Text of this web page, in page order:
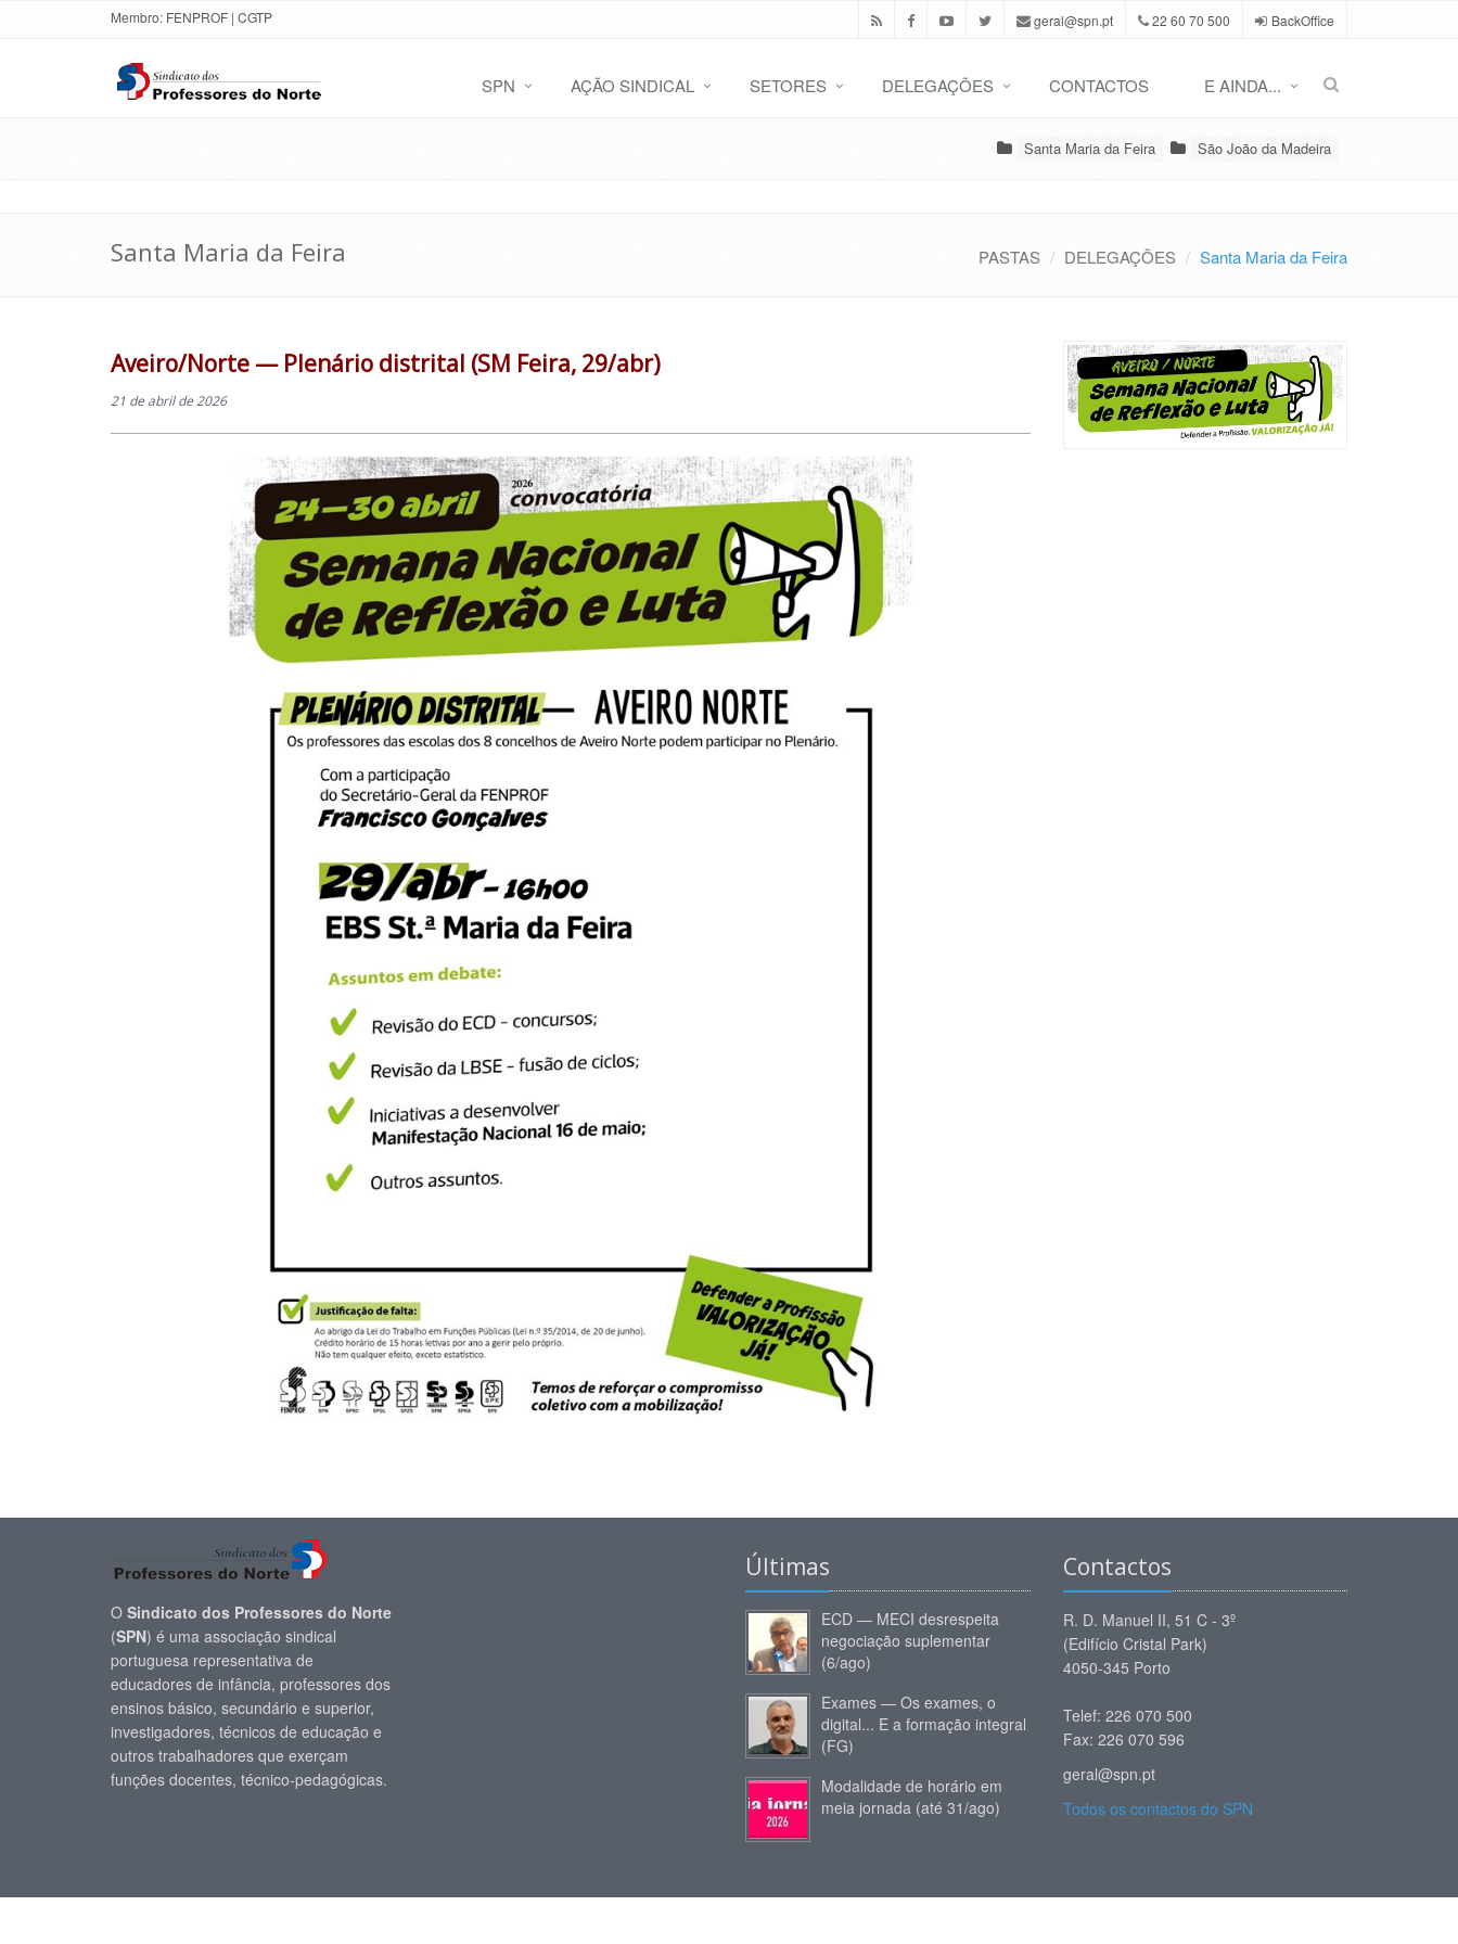
Membro: FENPROF | CGTP geral@spn.pt 22 60 70 500 BackOffice
SPN AÇÃO SINDICAL SETORES DELEGAÇÕES CONTACTOS E AINDA...
Santa Maria da Feira São João da Madeira
Santa Maria da Feira PASTAS DELEGAÇÕES Santa Maria da Feira
Aveiro/Norte — Plenário distrital (SM Feira, 29/abr)
21 de abril de 2026
O Sindicato dos Professores do Norte
(SPN) é uma associação sindical
portuguesa representativa de
educadores de infância, professores dos
ensinos básico, secundário e superior,
investigadores, técnicos de educação e
outros trabalhadores que exerçam
funções docentes, técnico-pedagógicas.
Últimas
ECD — MECI desrespeita
negociação suplementar
(6/ago)
Exames — Os exames, o
digital... E a formação integral
(FG)
Modalidade de horário em
meia jornada (até 31/ago)
Contactos
R. D. Manuel II, 51 C - 3º
(Edifício Cristal Park)
4050-345 Porto
Telef: 226 070 500
Fax: 226 070 596
geral@spn.pt
Todos os contactos do SPN